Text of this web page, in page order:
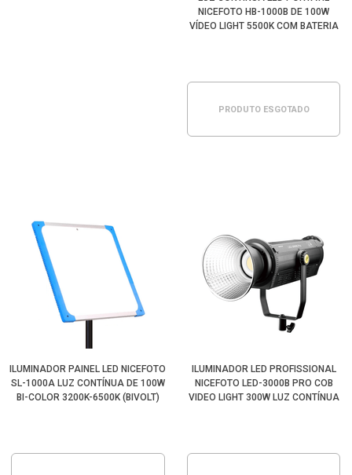
NICEFOTO HB-1000B DE 100W
VÍDEO LIGHT 5500K COM BATERIA
PRODUTO ESGOTADO
ILUMINADOR PAINEL LED NICEFOTO
SL-1000A LUZ CONTÍNUA DE 100W
BI-COLOR 3200K-6500K (BIVOLT)
ILUMINADOR LED PROFISSIONAL
NICEFOTO LED-3000B PRO COB
VIDEO LIGHT 300W LUZ CONTÍNUA